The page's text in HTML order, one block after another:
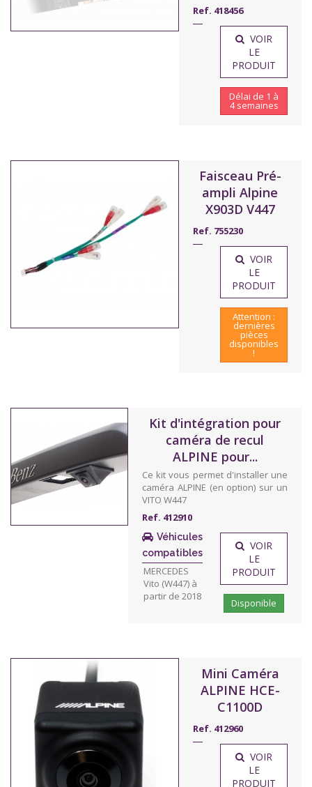
Ref. 418456
VOIR
LE
PRODUIT
Délai de 1 à
4 semaines
Faisceau Pré-
ampli Alpine
X903D V447
Ref. 755230
VOIR
LE
PRODUIT
Attention :
dernières
pièces
disponibles
!
Kit d'intégration pour
caméra de recul
ALPINE pour...
Ce kit vous permet d'installer une
caméra ALPINE (en option) sur un
VITO W447
Ref. 412910
Véhicules
compatibles
MERCEDES
Vito (W447) à
partir de 2018
VOIR
LE
PRODUIT
Disponible
Mini Caméra
ALPINE HCE-
C1100D
Ref. 412960
VOIR
LE
PRODUIT